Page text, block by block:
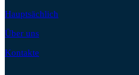
Hauptsächlich
Über uns
Kontakte